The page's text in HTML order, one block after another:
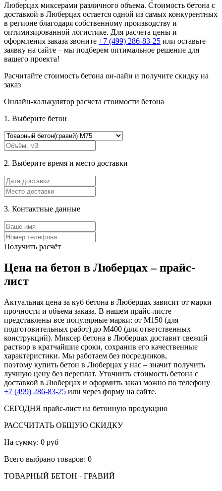
Люберцах миксерами различного объема. Стоимость бетона с
доставкой в Люберцах остается одной из самых конкурентных
в регионе благодаря собственному производству и
оптимизированной логистике. Для расчета цены и
оформления заказа звоните +7 (499) 286-83-25 или оставьте
заявку на сайте – мы подберем оптимальное решение для
вашего проекта!
Расчитайте стоимость бетона он-лайн и получите скидку на
заказ
Онлайн-калькулятор расчета стоимости бетона
1. Выберите бетон
2. Выберите время и место доставки
3. Контактные данные
Получить расчёт
Цена на бетон в Люберцах – прайс-
лист
Актуальная цена за куб бетона в Люберцах зависит от марки
прочности и объема заказа. В нашем прайс-листе
представлены все популярные марки: от М150 (для
подготовительных работ) до М400 (для ответственных
конструкций). Миксер бетона в Люберцах доставит свежий
раствор в кратчайшие сроки, сохранив его качественные
характеристики. Мы работаем без посредников,
поэтому купить бетон в Люберцах у нас – значит получить
лучшую цену без переплат. Уточнить стоимость бетона с
доставкой в Люберцах и оформить заказ можно по телефону
+7 (499) 286-83-25 или через форму на сайте.
СЕГОДНЯ прайс-лист на бетонную продукцию
РАССЧИТАТЬ ОБЩУЮ СКИДКУ
На сумму: 0 руб
Всего выбрано товаров: 0
ТОВАРНЫЙ БЕТОН - ГРАВИЙ